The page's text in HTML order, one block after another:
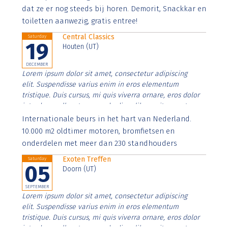
imperdiet. Nunc ut sem vitae risus tristique posuere.
dat ze er nog steeds bij horen. Demorit, Snackkar en
toiletten aanwezig, gratis entree!
Saturday
19
DECEMBER
Central Classics
Houten (UT)
Lorem ipsum dolor sit amet, consectetur adipiscing
elit. Suspendisse varius enim in eros elementum
tristique. Duis cursus, mi quis viverra ornare, eros dolor
interdum nulla, ut commodo diam libero vitae erat.
Aenean faucibus nibh et justo cursus id rutrum lorem
imperdiet. Nunc ut sem vitae risus tristique posuere.
Internationale beurs in het hart van Nederland.
10.000 m2 oldtimer motoren, bromfietsen en
onderdelen met meer dan 230 standhouders
Saturday
05
SEPTEMBER
Exoten Treffen
Doorn (UT)
Lorem ipsum dolor sit amet, consectetur adipiscing
elit. Suspendisse varius enim in eros elementum
tristique. Duis cursus, mi quis viverra ornare, eros dolor
interdum nulla, ut commodo diam libero vitae erat.